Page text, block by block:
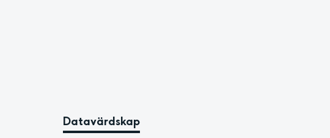
Datavärdskap